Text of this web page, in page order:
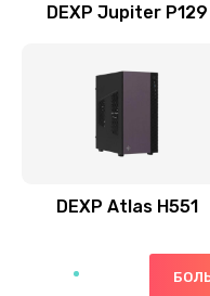
DEXP Jupiter P129
DEXP Atlas H551